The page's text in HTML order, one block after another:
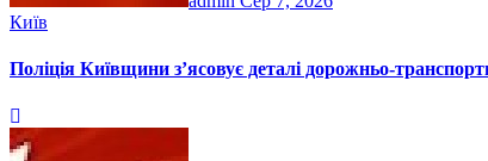
Київ
Поліція Київщини з’ясовує деталі дорожньо-